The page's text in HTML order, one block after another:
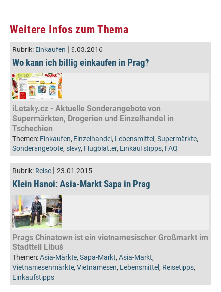
Weitere Infos zum Thema
Rubrik: Einkaufen | 9.03.2016
Wo kann ich billig einkaufen in Prag?
iLetaky.cz - Aktuelle Sonderangebote von
Supermärkten, Drogerien und Einzelhandel in
Tschechien
Themen: Einkaufen, Einzelhandel, Lebensmittel, Supermärkte,
Sonderangebote, slevy, Flugblätter, Einkaufstipps, FAQ
Rubrik: Reise | 23.01.2015
Klein Hanoi: Asia-Markt Sapa in Prag
Prags Chinatown ist ein vietnamesischer Großmarkt im
Stadtteil Libuš
Themen:Asia-Märkte, Sapa-Markt, Asia-Markt,
Vietnamesenmärkte, Vietnamesen, Lebensmittel, Reisetipps,
Einkaufstipps